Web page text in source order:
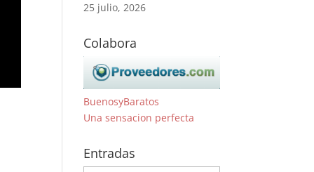
25 julio, 2026
Colabora
BuenosyBaratos
Una sensacion perfecta
Entradas